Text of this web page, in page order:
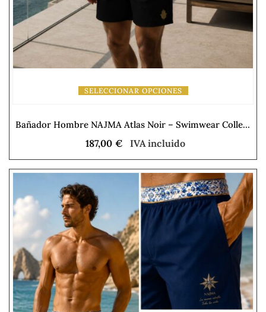
SELECCIONAR OPCIONES
Bañador Hombre NAJMA Atlas Noir – Swimwear Collection
187,00 € IVA incluido